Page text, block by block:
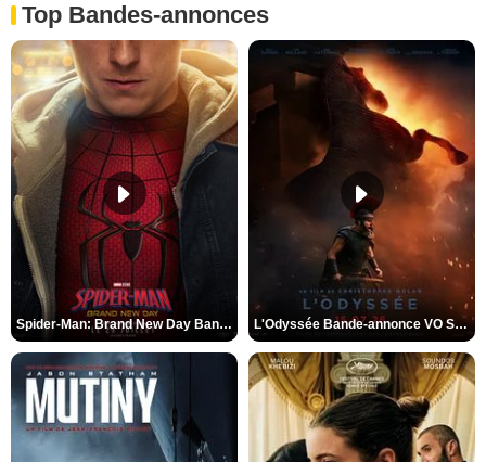
Top Bandes-annonces
Spider-Man: Brand New Day Bande-annonce VO STFR L'Odyssée Bande-annonce VO STFR